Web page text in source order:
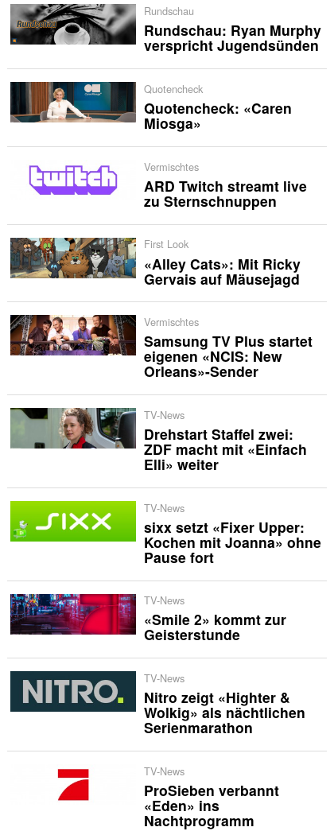
Rundschau
Rundschau: Ryan Murphy
verspricht Jugendsünden
Quotencheck
Quotencheck: «Caren
Miosga»
Vermischtes
ARD Twitch streamt live
zu Sternschnuppen
First Look
«Alley Cats»: Mit Ricky
Gervais auf Mäusejagd
Vermischtes
Samsung TV Plus startet
eigenen «NCIS: New
Orleans»-Sender
TV-News
Drehstart Staffel zwei:
ZDF macht mit «Einfach
Elli» weiter
TV-News
sixx setzt «Fixer Upper:
Kochen mit Joanna» ohne
Pause fort
TV-News
«Smile 2» kommt zur
Geisterstunde
TV-News
Nitro zeigt «Highter &
Wolkig» als nächtlichen
Serienmarathon
TV-News
ProSieben verbannt
«Eden» ins
Nachtprogramm